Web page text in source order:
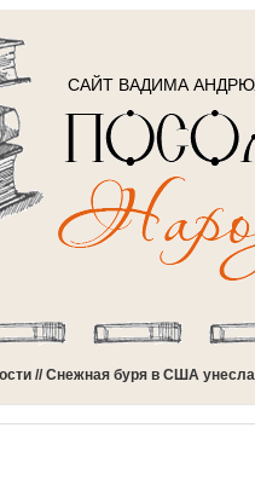
САЙТ ВАДИМА
// Снежная буря в США